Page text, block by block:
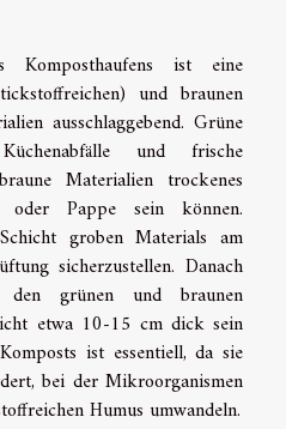
Komposthaufens ist eine
und braunen
ausschlaggebend. Grüne
und frische
Materialien trockenes
oder Pappe sein können.
groben Materials am
sicherzustellen. Danach
den grünen und braunen
etwa 10-15 cm dick sein
ist essentiell, da sie
bei der Mikroorganismen
Humus umwandeln.